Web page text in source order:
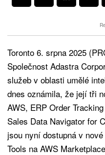
Toronto 6. srpna 2025
Společnost Adastra
služeb v oblasti umělé
dnes oznámila, že její tři
AWS, ERP Order
Sales Data Navigator for
jsou nyní dostupná v
Tools na AWS